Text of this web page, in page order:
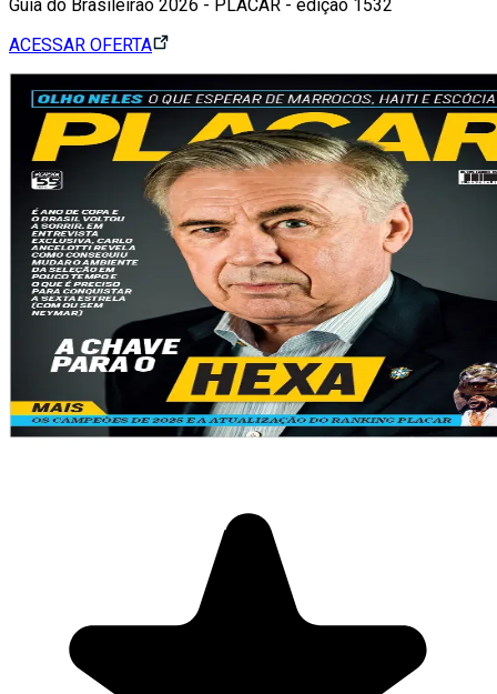
Guia do Brasileirão 2026 - PLACAR - edição 1532
ACESSAR OFERTA